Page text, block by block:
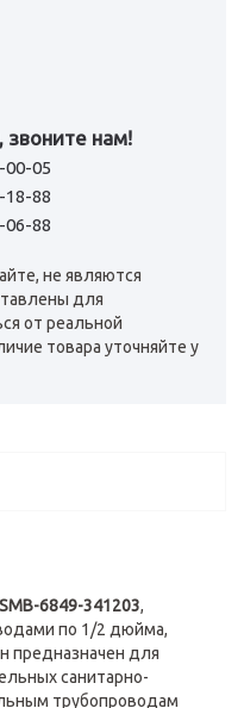
звоните нам!
00-05
18-88
06-88
не являются
для
от реальной
товара уточняйте у
6849-341203,
по 1/2 дюйма,
предназначен для
санитарно-
трубопроводам